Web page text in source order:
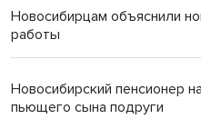
Новосибирцам объяснили
работы
Новосибирский пенсионер
пьющего сына подруги